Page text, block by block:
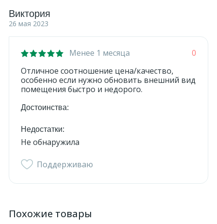
Виктория
26 мая 2023
Менее 1 месяца
0
Отличное соотношение цена/качество,
особенно если нужно обновить внешний вид
помещения быстро и недорого.
Достоинства:
Недостатки:
Не обнаружила
Поддерживаю
Похожие товары